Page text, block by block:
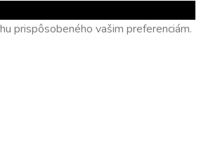
prispôsobeného vašim preferenciám.